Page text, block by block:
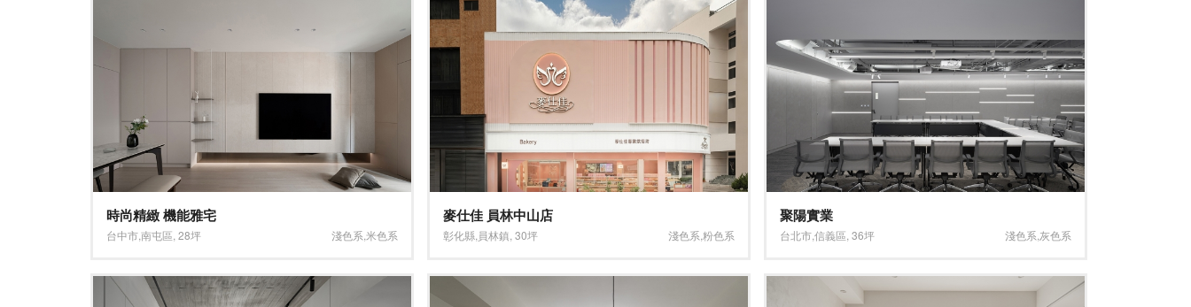
時尚精緻 機能雅宅
台中市南屯區 28坪 淺色系 米色系
麥仕佳 員林中山店
彰化縣 員林鎮 30坪 淺色系 粉色系
聚陽實業
台北市信義區 36坪 淺色系 灰色系